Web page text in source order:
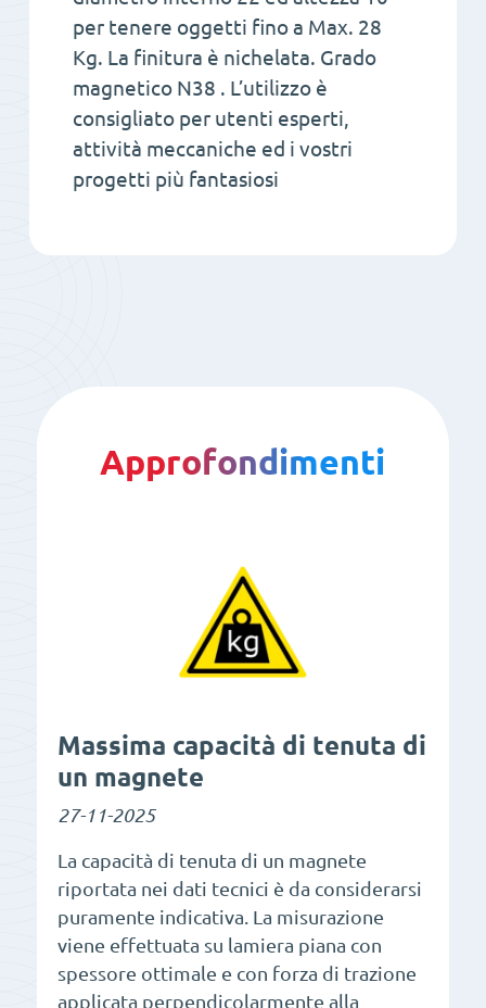
per tenere oggetti fino a Max. 28
Kg. La finitura è nichelata. Grado
magnetico N38 . L’utilizzo è
consigliato per utenti esperti,
attività meccaniche ed i vostri
progetti più fantasiosi
Approfondimenti
Massima capacità di tenuta di
un magnete
27-11-2025
La capacità di tenuta di un magnete
riportata nei dati tecnici è da considerarsi
puramente indicativa. La misurazione
viene effettuata su lamiera piana con
spessore ottimale e con forza di trazione
applicata perpendicolarmente alla